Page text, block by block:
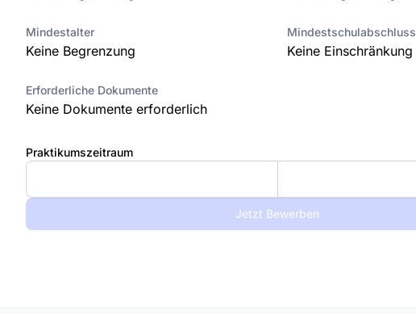
Mindestalter
Keine Begrenzung
Mindestschulabschluss
Keine Einschränkung
Erforderliche Dokumente
Keine Dokumente erforderlich
Praktikumszeitraum
Jetzt Bewerben